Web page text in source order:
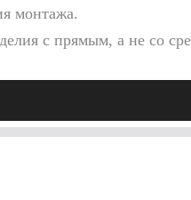
монтажа.
с прямым, а не со